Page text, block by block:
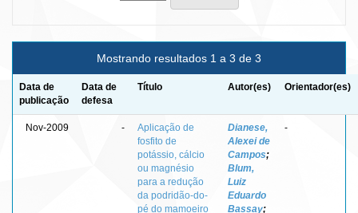
Mostrando resultados 1 a 3 de 3
Data de
publicação
Data de
defesa
Título Autor(es) Orientador(es)
Nov-2009 -
Aplicação de
fosfito de
potássio, cálcio
ou magnésio
para a redução
da podridão-do-
pé do mamoeiro
Dianese,
Alexei de
Campos;
Blum,
Luiz
Eduardo
Bassay;
-